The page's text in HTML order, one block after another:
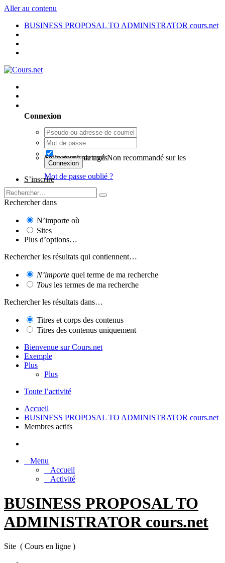
Aller au contenu
BUSINESS PROPOSAL TO ADMINISTRATOR cours.net
Connexion
Se souvenir de moi
Non recommandé sur les ordinateurs partagés
Connexion
Mot de passe oublié ?
S’inscrire
Rechercher dans
N’importe où
Sites
Plus d’options…
Rechercher les résultats qui contiennent…
N’importe quel terme de ma recherche
Tous les termes de ma recherche
Rechercher les résultats dans…
Titres et corps des contenus
Titres des contenus uniquement
Bienvenue sur Cours.net
Exemple
Plus
Plus
Toute l’activité
Accueil
BUSINESS PROPOSAL TO ADMINISTRATOR cours.net
Membres actifs
Menu
Accueil
Activité
BUSINESS PROPOSAL TO
ADMINISTRATOR cours.net
Site ( Cours en ligne )